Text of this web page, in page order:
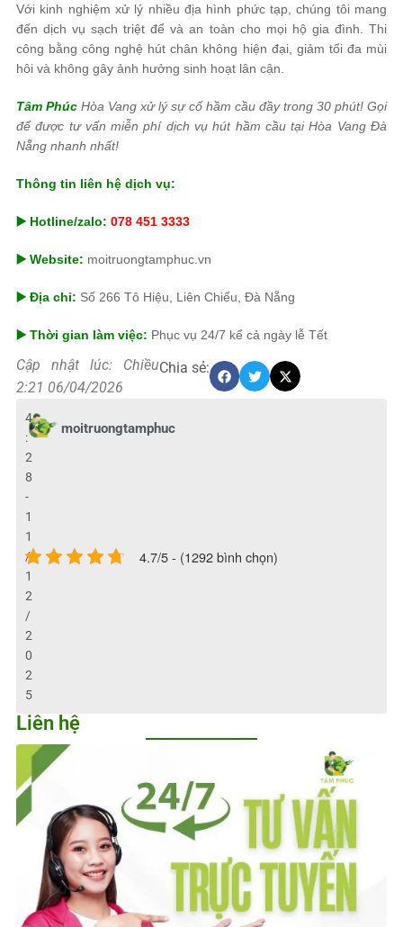
Với kinh nghiệm xử lý nhiều địa hình phức tạp, chúng tôi mang
đến dịch vụ sạch triệt để và an toàn cho mọi hộ gia đình. Thi
công bằng công nghệ hút chân không hiện đại, giảm tối đa mùi
hôi và không gây ảnh hưởng sinh hoạt lân cận.
Tâm Phúc Hòa Vang xử lý sự cố hầm cầu đầy trong 30 phút! Gọi
để được tư vấn miễn phí dịch vụ hút hầm cầu tại Hòa Vang Đà
Nẵng nhanh nhất!
Thông tin liên hệ dịch vụ:
▶️ Hotline/zalo: 078 451 3333
▶️ Website: moitruongtamphuc.vn
▶️ Địa chỉ: Số 266 Tô Hiệu, Liên Chiểu, Đà Nẵng
▶️ Thời gian làm việc: Phục vụ 24/7 kể cả ngày lễ Tết
Cập nhật lúc: Chiều
2:21 06/04/2026
Chia sẻ:
moitruongtamphuc
4
:
2
8
-
1
1
/
1
2
/
2
0
2
5
4.7/5 - (1292 bình chọn)
Liên hệ